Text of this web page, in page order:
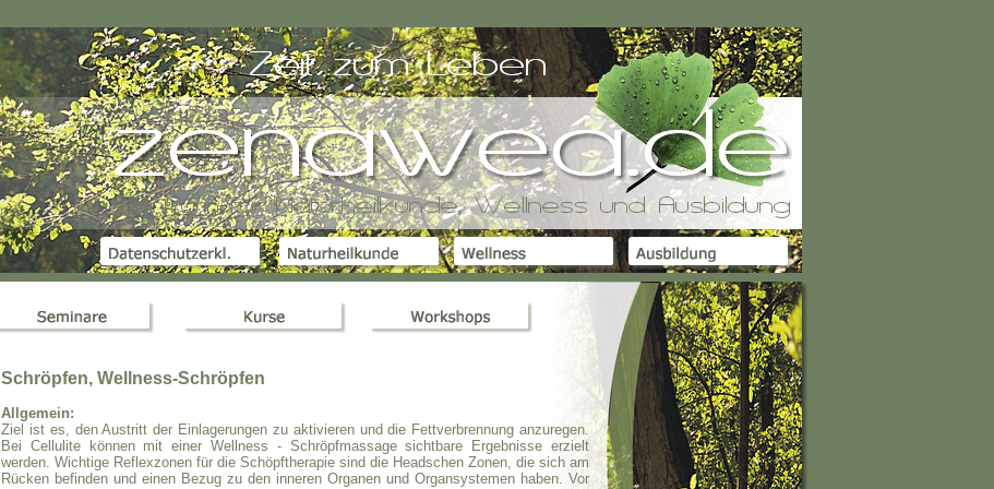
Schröpfen, Wellness-Schröpfen
Allgemein:
Ziel ist es, den Austritt der Einlagerungen zu aktivieren und die Fettverbrennung anzuregen.
Bei Cellulite können mit einer Wellness - Schröpfmassage sichtbare Ergebnisse erzielt
werden. Wichtige Reflexzonen für die Schöpftherapie sind die Headschen Zonen, die sich am
Rücken befinden und einen Bezug zu den inneren Organen und Organsystemen haben. Vor